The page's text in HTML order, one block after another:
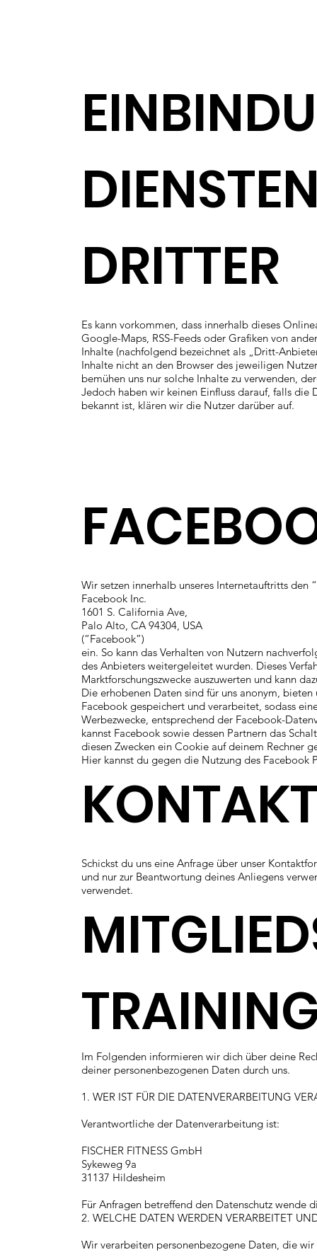
DRITTER
Es kann vorkommen, dass innerhalb dieses
Google-Maps, RSS-Feeds oder Grafiken von
Inhalte (nachfolgend bezeichnet als „Dritt-
Inhalte nicht an den Browser des jeweiligen
bemühen uns nur solche Inhalte zu verwenden,
Jedoch haben wir keinen Einfluss darauf, falls die
bekannt ist, klären wir die Nutzer darüber auf.
Wir setzen innerhalb unseres Internetauftritts den
Facebook Inc.
1601 S. California Ave,
Palo Alto, CA 94304, USA
(“Facebook”)
ein. So kann das Verhalten von Nutzern
des Anbieters weitergeleitet wurden. Dieses
Marktforschungszwecke auszuwerten und kann
Die erhobenen Daten sind für uns anonym,
Facebook gespeichert und verarbeitet, sodass
Werbezwecke, entsprechend der Facebook-
kannst Facebook sowie dessen Partnern das
diesen Zwecken ein Cookie auf deinem Rechner
Hier kannst du gegen die Nutzung des Facebook
Schickst du uns eine Anfrage über unser
und nur zur Beantwortung deines Anliegens
verwendet.
Im Folgenden informieren wir dich über deine
deiner personenbezogenen Daten durch uns.
1. WER IST FÜR DIE DATENVERARBEITUNG
Verantwortliche der Datenverarbeitung ist:
FISCHER FITNESS GmbH
Sykeweg 9a
31137 Hildesheim
Für Anfragen betreffend den Datenschutz wende
2. WELCHE DATEN WERDEN VERARBEITET
Wir verarbeiten personenbezogene Daten, die